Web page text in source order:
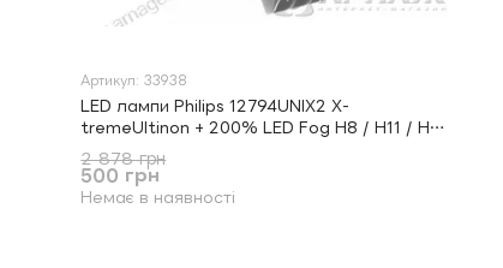
Артикул: 33938
LED лампи Philips 12794UNIX2 X-
tremeUltinon + 200% LED Fog H8 / H11 / H16
2 878 грн
500 грн
Немає в наявності